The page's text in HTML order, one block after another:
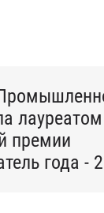
лауреатом
премии
года -